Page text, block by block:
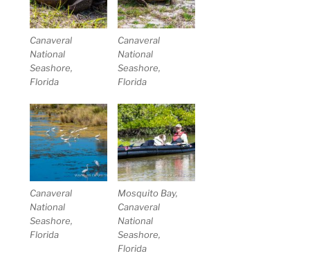
Canaveral
National
Seashore,
Florida
Canaveral
National
Seashore,
Florida
Canaveral
National
Seashore,
Florida
Mosquito Bay,
Canaveral
National
Seashore,
Florida